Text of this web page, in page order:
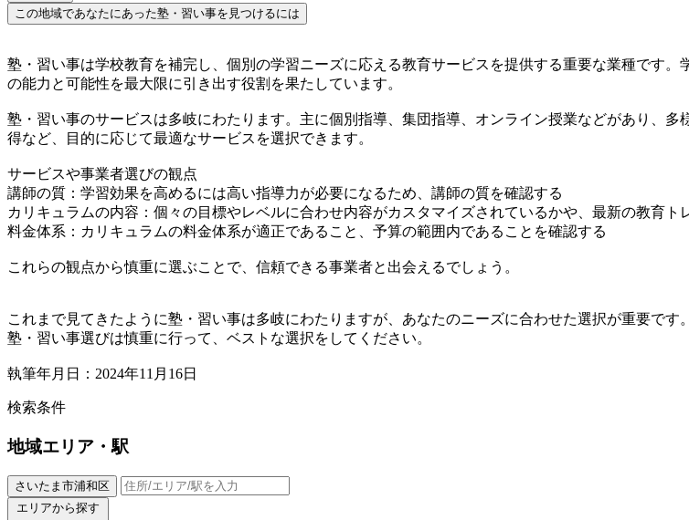
この地域であなたにあった塾・習い事を見つけるには
塾・習い事は学校教育を補完し、個別の学習ニーズに応える教育サービスを提供する重要な業種です
の能力と可能性を最大限に引き出す役割を果たしています。
塾・習い事のサービスは多岐にわたります。主に個別指導、集団指導、オンライン授業などがあり、
得など、目的に応じて最適なサービスを選択できます。
サービスや事業者選びの観点
講師の質：学習効果を高めるには高い指導力が必要になるため、講師の質を確認する
カリキュラムの内容：個々の目標やレベルに合わせ内容がカスタマイズされているかや、最新の教育
料金体系：カリキュラムの料金体系が適正であること、予算の範囲内であることを確認する
これらの観点から慎重に選ぶことで、信頼できる事業者と出会えるでしょう。
これまで見てきたように塾・習い事は多岐にわたりますが、あなたのニーズに合わせた選択が重要です。
塾・習い事選びは慎重に行って、ベストな選択をしてください。
執筆年月日：2024年11月16日
検索条件
地域エリア・駅
さいたま市浦和区
エリアから探す